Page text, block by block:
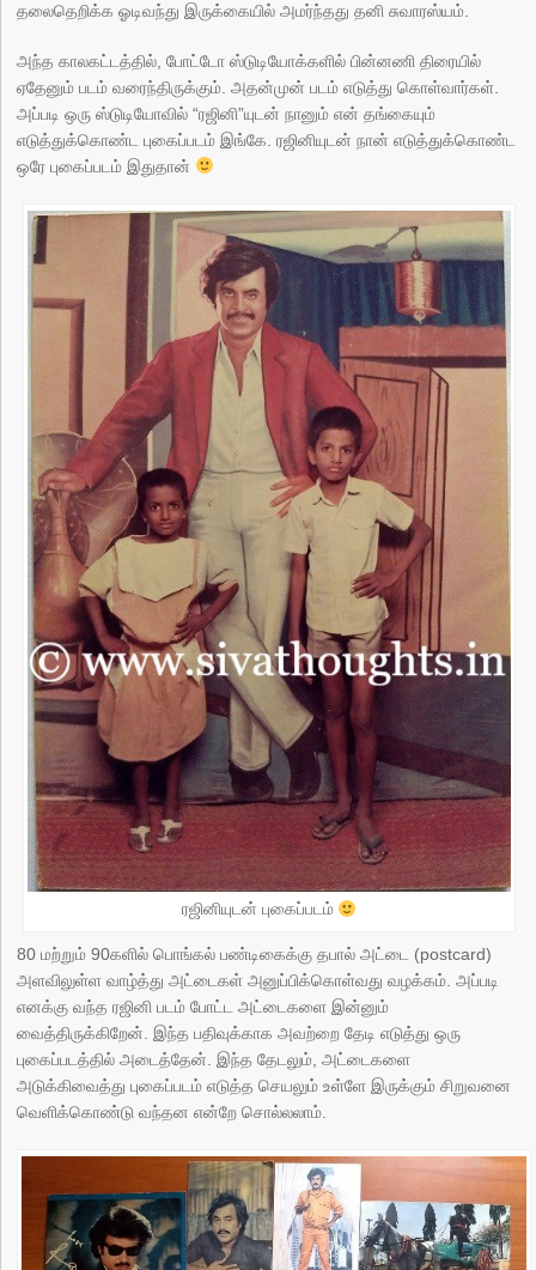
தலைதெறிக்க ஓடிவந்து இருக்கையில் அமர்ந்தது தனி சுவாரஸ்யம்.
அந்த காலகட்டத்தில், போட்டோ ஸ்டுடியோக்களில் பின்னணி திரையில்
ஏதேனும் படம் வரைந்திருக்கும். அதன்முன் படம் எடுத்து கொள்வார்கள்.
அப்படி ஒரு ஸ்டுடியோவில் “ரஜினி”யுடன் நானும் என் தங்கையும்
எடுத்துக்கொண்ட புகைப்படம் இங்கே. ரஜினியுடன் நான் எடுத்துக்கொண்ட
ஒரே புகைப்படம் இதுதான்
ரஜினியுடன் புகைப்படம்
80 மற்றும் 90களில் பொங்கல் பண்டிகைக்கு தபால் அட்டை (postcard)
அளவிலுள்ள வாழ்த்து அட்டைகள் அனுப்பிக்கொள்வது வழக்கம். அப்படி
எனக்கு வந்த ரஜினி படம் போட்ட அட்டைகளை இன்னும்
வைத்திருக்கிறேன். இந்த பதிவுக்காக அவற்றை தேடி எடுத்து ஒரு
புகைப்படத்தில் அடைத்தேன். இந்த தேடலும், அட்டைகளை
அடுக்கிவைத்து புகைப்படம் எடுத்த செயலும் உள்ளே இருக்கும் சிறுவனை
வெளிக்கொண்டு வந்தன என்றே சொல்லலாம்.